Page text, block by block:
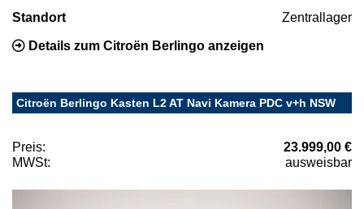
Standort Zentrallager
Details zum Citroën Berlingo anzeigen
Citroën Berlingo Kasten L2 AT Navi Kamera PDC v+h NSW
Preis:
23.999,00 €
MWSt:
ausweisbar